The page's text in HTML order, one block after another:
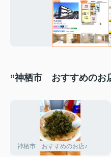
”神栖市 おすすめのお
神栖市 おすすめのお店♪